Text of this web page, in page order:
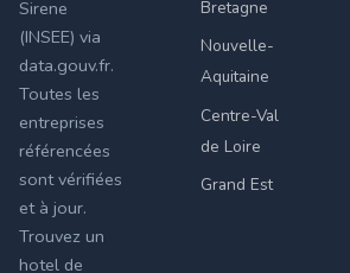
Sirene
(INSEE) via
data.gouv.fr.
Toutes les
entreprises
référencées
sont vérifiées
et à jour.
Trouvez un
hotel de
Bretagne
Nouvelle-
Aquitaine
Centre-Val
de Loire
Grand Est